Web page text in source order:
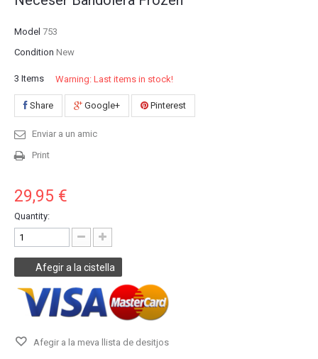
Model 753
Condition New
3 Items Warning: Last items in stock!
Share Google+ Pinterest
Enviar a un amic
Print
29,95 €
Quantity:
Afegir a la cistella
Afegir a la meva llista de desitjos